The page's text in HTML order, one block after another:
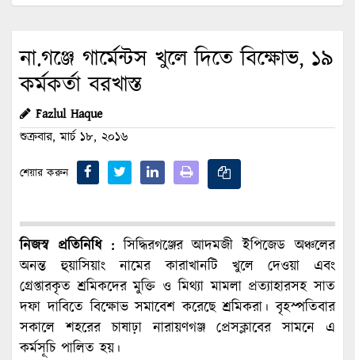
না.গঞ্জে গার্মেন্টস খুলে দিতে বিক্ষোভ, ১৯
কর্মকর্তা বরখাস্ত
Fazlul Haque
শুক্রবার, মার্চ ১৮, ২০১৬
শেয়ার করুন
নিজস্ব প্রতিনিধি :সিদ্ধিরগঞ্জের আদমজী ইপিজেড অঞ্চলের
অনন্ত হুয়াসিয়াং নামের কারাখানটি খুলে দেওয়া এবং
গ্রেপ্তারকৃত শ্রমিকদের মুক্তি ও মিথ্যা মামলা প্রত্যাহারসহ সাত
দফা দাবিতে বিক্ষোভ সমাবেশ করেছে শ্রমিকরা। বৃহস্পতিবার
সকালে শহরের চাষাঢ়া নারায়ণগঞ্জ প্রেসক্লাবের সামনে এ
কর্মসূচি পালিত হয়।